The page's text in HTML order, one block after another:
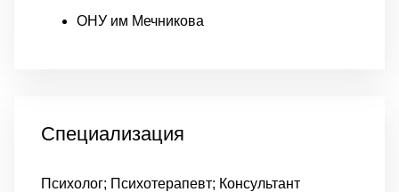
ОНУ им Мечникова
Специализация
Психолог; Психотерапевт; Консультант